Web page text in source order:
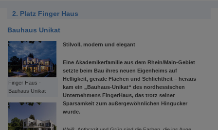
2. Platz Finger Haus
Bauhaus Unikat
Finger Haus -
Bauhaus Unikat
Stilvoll, modern und elegant
Eine Akademikerfamilie aus dem Rhein/Main-Gebiet
setzte beim Bau ihres neuen Eigenheims auf
Helligkeit, gerade Flächen und Schlichtheit – heraus
kam ein „Bauhaus-Unikat“ des nordhessischen
Unternehmens FingerHaus, das trotz seiner
Sparsamkeit zum außergewöhnlichen Hingucker
wurde.